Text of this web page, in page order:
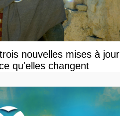
nouvelles mises à jour
qu'elles changent